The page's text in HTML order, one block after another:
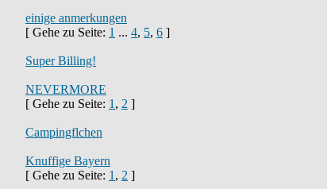
einige anmerkungen
[ Gehe zu Seite: 1 ... 4, 5, 6 ]
Super Billing!
NEVERMORE
[ Gehe zu Seite: 1 , 2 ]
Campingflchen
Knuffige Bayern
[ Gehe zu Seite: 1 , 2 ]